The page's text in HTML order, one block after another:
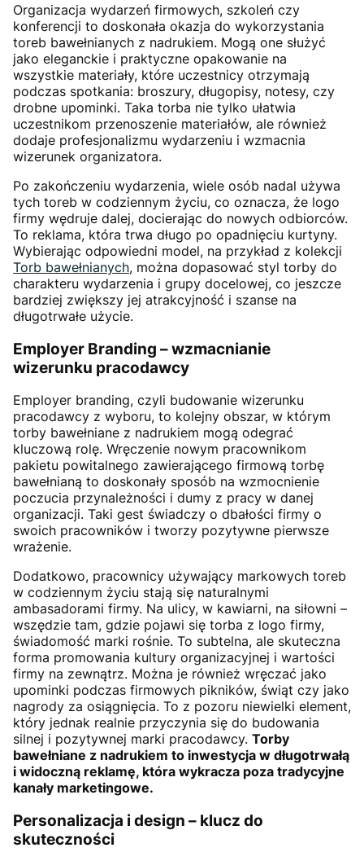
Organizacja wydarzeń firmowych, szkoleń czy
konferencji to doskonała okazja do wykorzystania
toreb bawełnianych z nadrukiem. Mogą one służyć
jako eleganckie i praktyczne opakowanie na
wszystkie materiały, które uczestnicy otrzymają
podczas spotkania: broszury, długopisy, notesy, czy
drobne upominki. Taka torba nie tylko ułatwia
uczestnikom przenoszenie materiałów, ale również
dodaje profesjonalizmu wydarzeniu i wzmacnia
wizerunek organizatora.
Po zakończeniu wydarzenia, wiele osób nadal używa
tych toreb w codziennym życiu, co oznacza, że logo
firmy wędruje dalej, docierając do nowych odbiorców.
To reklama, która trwa długo po opadnięciu kurtyny.
Wybierając odpowiedni model, na przykład z kolekcji
Torb bawełnianych, można dopasować styl torby do
charakteru wydarzenia i grupy docelowej, co jeszcze
bardziej zwiększy jej atrakcyjność i szanse na
długotrwałe użycie.
Employer Branding – wzmacnianie
wizerunku pracodawcy
Employer branding, czyli budowanie wizerunku
pracodawcy z wyboru, to kolejny obszar, w którym
torby bawełniane z nadrukiem mogą odegrać
kluczową rolę. Wręczenie nowym pracownikom
pakietu powitalnego zawierającego firmową torbę
bawełnianą to doskonały sposób na wzmocnienie
poczucia przynależności i dumy z pracy w danej
organizacji. Taki gest świadczy o dbałości firmy o
swoich pracowników i tworzy pozytywne pierwsze
wrażenie.
Dodatkowo, pracownicy używający markowych toreb
w codziennym życiu stają się naturalnymi
ambasadorami firmy. Na ulicy, w kawiarni, na siłowni –
wszędzie tam, gdzie pojawi się torba z logo firmy,
świadomość marki rośnie. To subtelna, ale skuteczna
forma promowania kultury organizacyjnej i wartości
firmy na zewnątrz. Można je również wręczać jako
upominki podczas firmowych pikników, świąt czy jako
nagrody za osiągnięcia. To z pozoru niewielki element,
który jednak realnie przyczynia się do budowania
silnej i pozytywnej marki pracodawcy. Torby
bawełniane z nadrukiem to inwestycja w długotrwałą
i widoczną reklamę, która wykracza poza tradycyjne
kanały marketingowe.
Personalizacja i design – klucz do
skuteczności